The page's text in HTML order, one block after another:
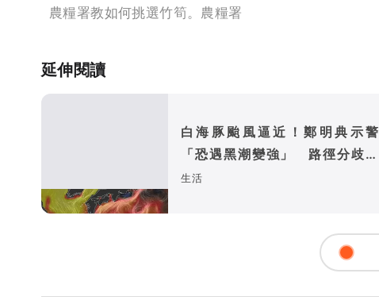
農糧署教如何挑選竹筍。農糧署
延伸閱讀
白海豚颱風逼近！鄭明典示警
「恐遇黑潮變強」 路徑分歧藏
警訊：不利強度維持
生活